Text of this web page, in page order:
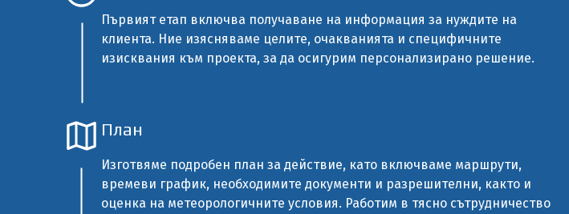
Първият етап включва получаване на информация за нуждите на
клиента. Ние изясняваме целите, очакванията и специфичните
изисквания към проекта, за да осигурим персонализирано решение.
План
Изготвяме подробен план за действие, като включваме маршрути,
времеви график, необходимите документи и разрешителни, както и
оценка на метеорологичните условия. Работим в тясно сътрудничество